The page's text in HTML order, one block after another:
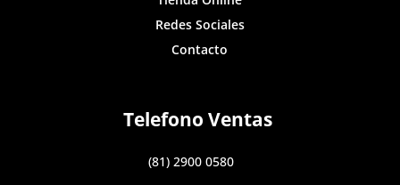
Redes Sociales
Contacto
Telefono Ventas
(81) 2900 0580